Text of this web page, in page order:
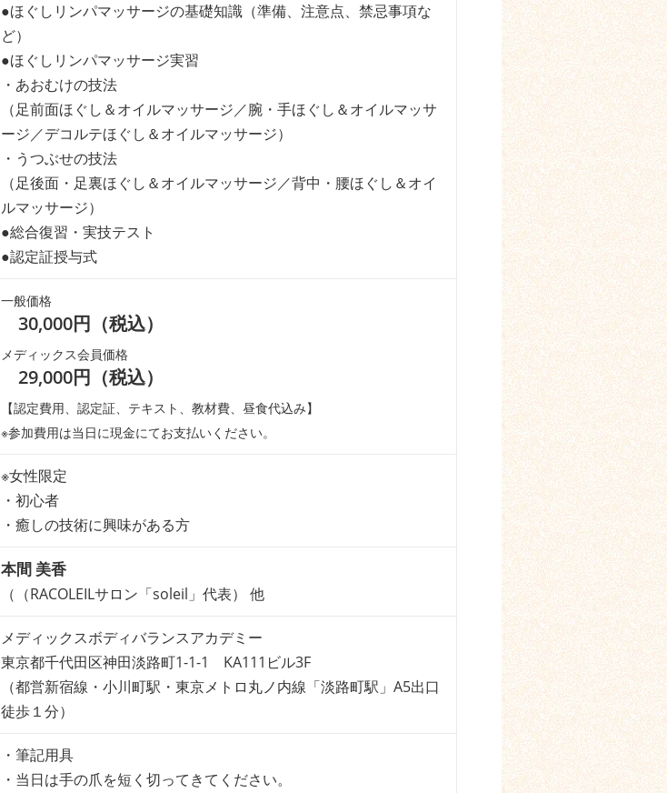
●ほぐしリンパマッサージの基礎知識（準備、注意点、禁忌事項な
ど）
●ほぐしリンパマッサージ実習
・あおむけの技法
（足前面ほぐし＆オイルマッサージ／腕・手ほぐし＆オイルマッサ
ージ／デコルテほぐし＆オイルマッサージ）
・うつぶせの技法
（足後面・足裏ほぐし＆オイルマッサージ／背中・腰ほぐし＆オイ
ルマッサージ）
●総合復習・実技テスト
●認定証授与式
一般価格
30,000円（税込）
メディックス会員価格
29,000円（税込）
【認定費用、認定証、テキスト、教材費、昼食代込み】
※参加費用は当日に現金にてお支払いください。
※女性限定
・初心者
・癒しの技術に興味がある方
本間 美香
（（RACOLEILサロン「soleil」代表） 他
メディックスボディバランスアカデミー
東京都千代田区神田淡路町1-1-1 KA111ビル3F
（都営新宿線・小川町駅・東京メトロ丸ノ内線「淡路町駅」A5出口
徒歩１分）
・筆記用具
・当日は手の爪を短く切ってきてください。